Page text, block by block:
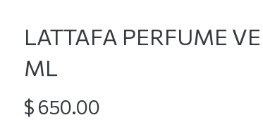
LATTAFA PERFUME
ML
$ 650.00